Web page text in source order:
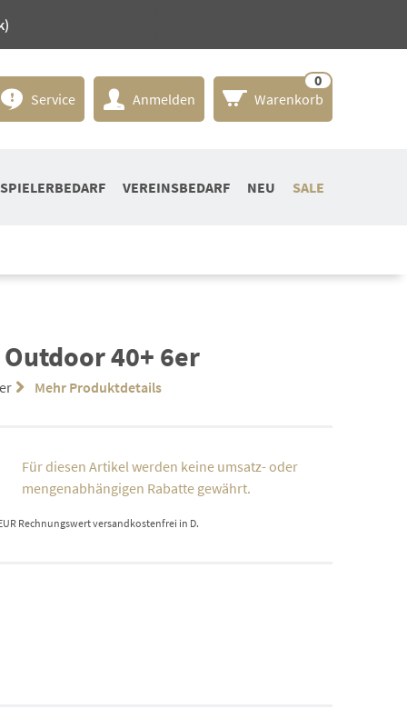
Service Anmelden Warenkorb
0
SPIELERBEDARF VEREINSBEDARF NEU SALE
Outdoor 40+ 6er
Mehr Produktdetails
Für diesen Artikel werden keine umsatz- oder
mengenabhängigen Rabatte gewährt.
Rechnungswert versandkostenfrei in D.